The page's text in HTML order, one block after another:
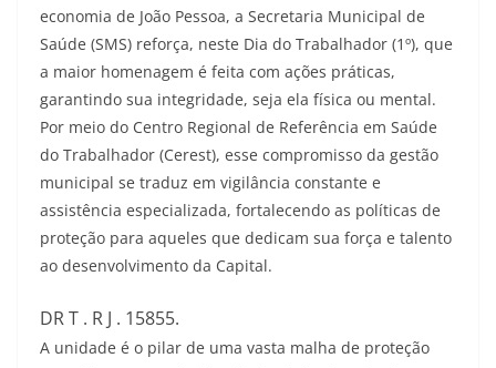
economia de João Pessoa, a Secretaria Municipal de
Saúde (SMS) reforça, neste Dia do Trabalhador (1º), que
a maior homenagem é feita com ações práticas,
garantindo sua integridade, seja ela física ou mental.
Por meio do Centro Regional de Referência em Saúde
do Trabalhador (Cerest), esse compromisso da gestão
municipal se traduz em vigilância constante e
assistência especializada, fortalecendo as políticas de
proteção para aqueles que dedicam sua força e talento
ao desenvolvimento da Capital.
DR T . R J . 15855.
A unidade é o pilar de uma vasta malha de proteção